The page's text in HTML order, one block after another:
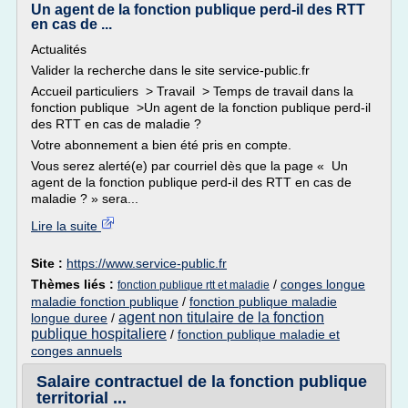
Un agent de la fonction publique perd-il des RTT
en cas de ...
Actualités
Valider la recherche dans le site service-public.fr
Accueil particuliers > Travail > Temps de travail dans la
fonction publique >Un agent de la fonction publique perd-il
des RTT en cas de maladie ?
Votre abonnement a bien été pris en compte.
Vous serez alerté(e) par courriel dès que la page « Un
agent de la fonction publique perd-il des RTT en cas de
maladie ? » sera...
Lire la suite
Site : https://www.service-public.fr
Thèmes liés : fonction publique rtt et maladie / conges longue
maladie fonction publique / fonction publique maladie
longue duree / agent non titulaire de la fonction
publique hospitaliere / fonction publique maladie et
conges annuels
Salaire contractuel de la fonction publique
territorial ...